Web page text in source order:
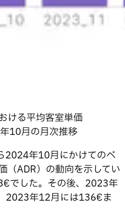
ける平均客室単価
10月の月次推移
2024年10月にかけてのベ
（ADR）の動向を示してい
でした。その後、2023年
2023年12月には136€ま